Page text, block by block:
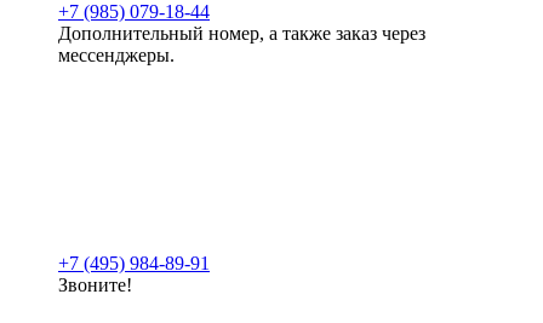
+7 (985) 079-18-44
Дополнительный номер, а также заказ через
мессенджеры.
+7 (495) 984-89-91
Звоните!